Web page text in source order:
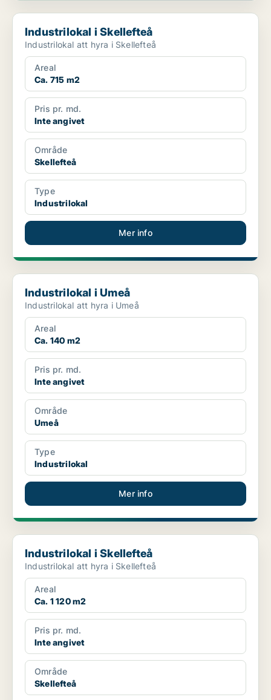
Industrilokal i Skellefteå
Industrilokal i Skellefteå
Industrilokal att hyra i Skellefteå
Areal
Ca. 715 m2
Pris pr. md.
Inte angivet
Område
Skellefteå
Type
Industrilokal
Mer info
Industrilokal i Umeå
Industrilokal i Umeå
Industrilokal att hyra i Umeå
Areal
Ca. 140 m2
Pris pr. md.
Inte angivet
Område
Umeå
Type
Industrilokal
Mer info
Industrilokal i Skellefteå
Industrilokal i Skellefteå
Industrilokal att hyra i Skellefteå
Areal
Ca. 1 120 m2
Pris pr. md.
Inte angivet
Område
Skellefteå